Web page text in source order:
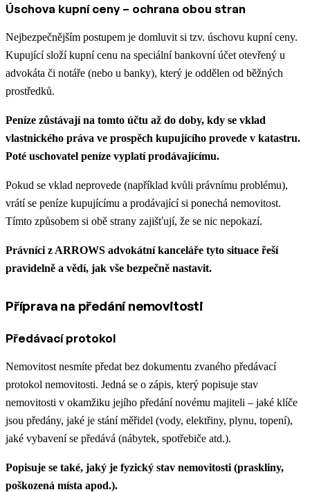
Úschova kupní ceny – ochrana obou stran
Nejbezpečnějším postupem je domluvit si tzv. úschovu kupní ceny.
Kupující složí kupní cenu na speciální bankovní účet otevřený u
advokáta či notáře (nebo u banky), který je oddělen od běžných
prostředků.
Peníze zůstávají na tomto účtu až do doby, kdy se vklad
vlastnického práva ve prospěch kupujícího provede v katastru.
Poté uschovatel peníze vyplatí prodávajícímu.
Pokud se vklad neprovede (například kvůli právnímu problému),
vrátí se peníze kupujícímu a prodávající si ponechá nemovitost.
Tímto způsobem si obě strany zajišťují, že se nic nepokazí.
Právníci z ARROWS advokátní kanceláře tyto situace řeší
pravidelně a vědí, jak vše bezpečně nastavit.
Příprava na předání nemovitosti
Předávací protokol
Nemovitost nesmíte předat bez dokumentu zvaného předávací
protokol nemovitosti. Jedná se o zápis, který popisuje stav
nemovitosti v okamžiku jejího předání novému majiteli – jaké klíče
jsou předány, jaké je stání měřidel (vody, elektřiny, plynu, topení),
jaké vybavení se předává (nábytek, spotřebiče atd.).
Popisuje se také, jaký je fyzický stav nemovitosti (praskliny,
poškozená místa apod.).